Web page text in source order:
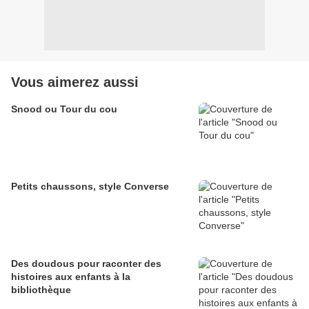
Vous aimerez aussi
Snood ou Tour du cou
Petits chaussons, style Converse
Des doudous pour raconter des
histoires aux enfants à la
bibliothèque